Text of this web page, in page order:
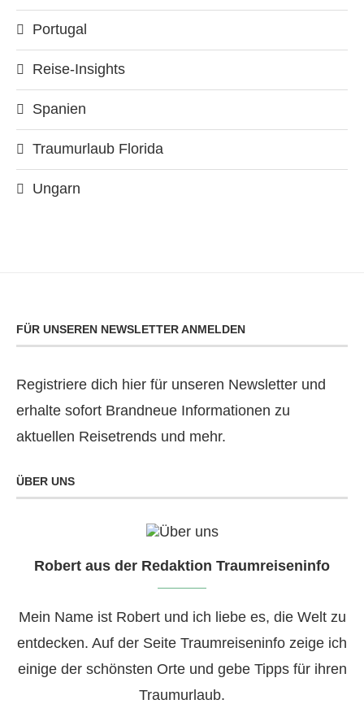
Portugal
Reise-Insights
Spanien
Traumurlaub Florida
Ungarn
FÜR UNSEREN NEWSLETTER ANMELDEN
Registriere dich hier für unseren Newsletter und
erhalte sofort Brandneue Informationen zu
aktuellen Reisetrends und mehr.
ÜBER UNS
Robert aus der Redaktion Traumreiseninfo
Mein Name ist Robert und ich liebe es, die Welt zu
entdecken. Auf der Seite Traumreiseninfo zeige ich
einige der schönsten Orte und gebe Tipps für ihren
Traumurlaub.